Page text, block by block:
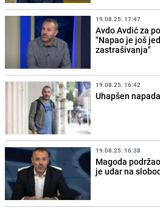
19.08.25. 17:47
Avdo Avdić za
"Napao je još
zastrašivanja"
19.08.25. 16:42
Uhapšen
19.08.25. 16:38
Magoda
je udar na